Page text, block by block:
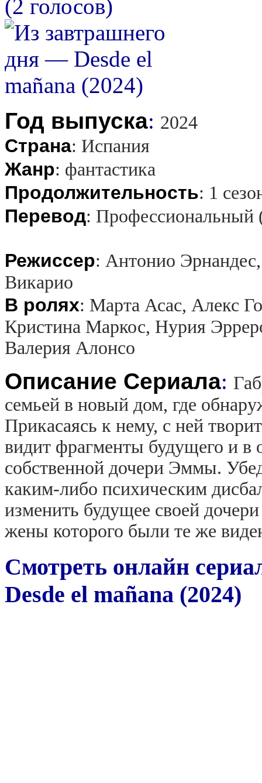
(2 голосов)
Год выпуска: 2024
Страна: Испания
Жанр: фантастика
Продолжительность: 1
Перевод: Профессиональный
Режиссер: Антонио
Викарио
В ролях: Марта Асас, Алекс
Кристина Маркос, Нурия
Валерия Алонсо
Описание Сериала:
семьей в новый дом, где
Прикасаясь к нему, с ней
видит фрагменты будущего и в
собственной дочери Эммы.
каким-либо психическим
изменить будущее своей
жены которого были те же
Смотреть онлайн
Desde el mañana (2024)